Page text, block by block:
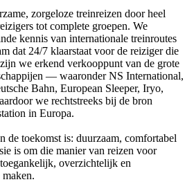
zorgeloze treinreizen door heel
tot complete groepen. We
kennis van internationale treinroutes
dat 24/7 klaarstaat voor de reiziger die
we erkend verkooppunt van de grote
— waaronder NS International,
Bahn, European Sleeper, Iryo,
we rechtstreeks bij de bron
in Europa.
de toekomst is: duurzaam, comfortabel
is om die manier van reizen voor
overzichtelijk en
maken.